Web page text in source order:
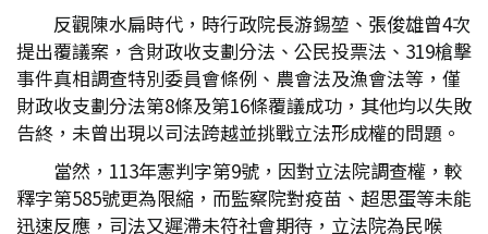
反觀陳水扁時代，時行政院長游錫堃、張俊雄曾4次
提出覆議案，含財政收支劃分法、公民投票法、319槍擊
事件真相調查特別委員會條例、農會法及漁會法等，僅
財政收支劃分法第8條及第16條覆議成功，其他均以失敗
告終，未曾出現以司法跨越並挑戰立法形成權的問題。
當然，113年憲判字第9號，因對立法院調查權，較
釋字第585號更為限縮，而監察院對疫苗、超思蛋等未能
迅速反應，司法又遲滯未符社會期待，立法院為民喉